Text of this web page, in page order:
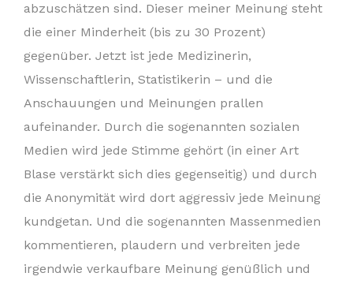
abzuschätzen sind. Dieser meiner Meinung steht
die einer Minderheit (bis zu 30 Prozent)
gegenüber. Jetzt ist jede Medizinerin,
Wissenschaftlerin, Statistikerin – und die
Anschauungen und Meinungen prallen
aufeinander. Durch die sogenannten sozialen
Medien wird jede Stimme gehört (in einer Art
Blase verstärkt sich dies gegenseitig) und durch
die Anonymität wird dort aggressiv jede Meinung
kundgetan. Und die sogenannten Massenmedien
kommentieren, plaudern und verbreiten jede
irgendwie verkaufbare Meinung genüßlich und